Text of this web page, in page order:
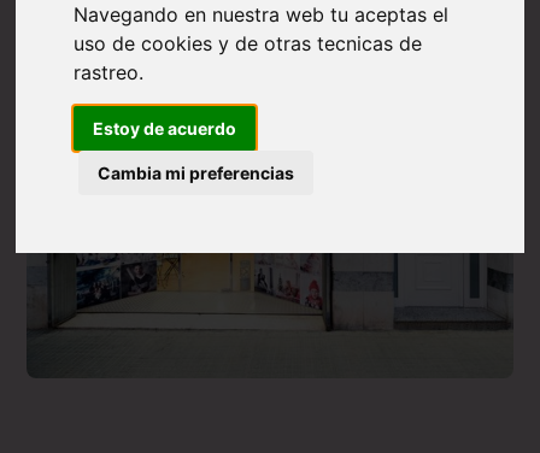
Navegando en nuestra web tu aceptas el
uso de cookies y de otras tecnicas de
rastreo.
Estoy de acuerdo
Cambia mi preferencias